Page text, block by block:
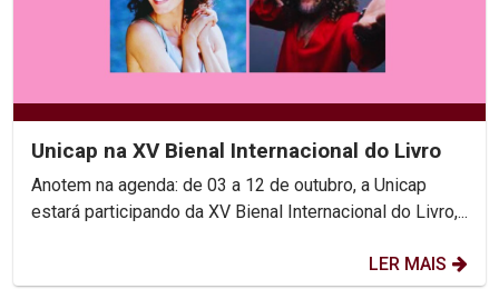
Unicap na XV Bienal Internacional do Livro
Anotem na agenda: de 03 a 12 de outubro, a Unicap
estará participando da XV Bienal Internacional do Livro,...
LER MAIS